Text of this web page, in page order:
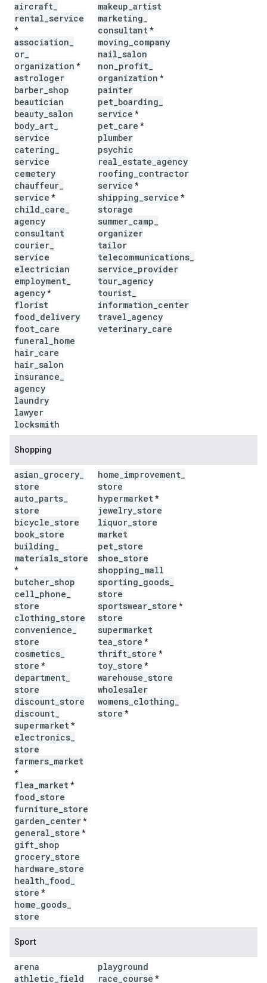
aircraft
rental service
*
association
or
organization *
astrologer
barber shop
beautician
beauty salon
body art
service
catering
service
cemetery
chauffeur
service *
child care
agency
consultant
courier
service
electrician
employment
agency*
florist
food delivery
foot care
funeral home
hair care
hair salon
insurance
agency
laundry
lawyer
locksmith
makeup artist
marketing
consultant*
moving company
nail salon
non profit
organization *
painter
pet boarding
service *
pet care *
plumber
psychic
real estate agency
roofing contractor
service *
shipping service *
storage
summer camp
organizer
tailor
telecommunications
service provider
tour agency
tourist
information center
travel agency
veterinary care
Shopping
asian grocery
store
auto parts
store
bicycle store
book store
building
materials store
*
butcher shop
cell phone
store
clothing store
convenience
store
cosmetics
store *
department
store
discount store
discount
supermarket*
electronics
store
farmers market
*
flea market*
food store
furniture store
garden center*
general store *
gift shop
grocery store
hardware store
health food
store *
home goods
store
home improvement
store
hypermarket*
jewelry store
liquor store
market
pet store
shoe store
shopping mall
sporting goods
store
sportswear store *
store
supermarket
tea store *
thrift store *
toy store *
warehouse store
wholesaler
womens clothing
store *
Sport
arena
athletic field
playground
race course *